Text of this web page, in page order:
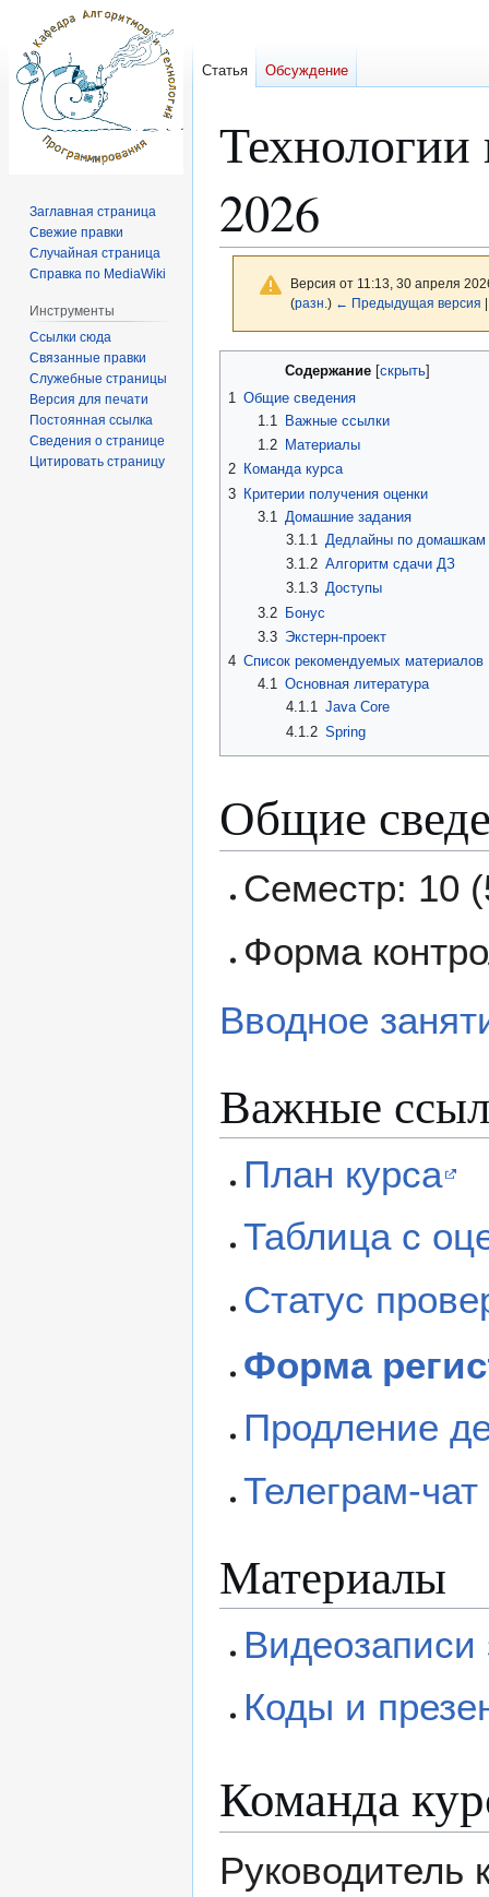
Технологии
2026
Версия от 11:13, 30 апреля
(разн. ) ← Предыдущая версия
навигации
Содержание
1 Общие сведения
1.1
Важные ссылки
1.2
Материалы
2 Команда курса
3 Критерии получения оценки
3.1
Домашние задания
3.1.1
Дедлайны по домашкам
3.1.2 Алгоритм сдачи ДЗ
3.1.3 Доступы
3.2 Бонус
3.3 Экстерн-проект
4 Список рекомендуемых материалов
4.1 Основная литература
4.1.1 Java Core
4.1.2 Spring
Общие
Семестр: 10
Форма
Вводное
Важные
План курса
Таблица с
Статус
Форма
Продление
Телеграм-чат
Материалы
Видеозаписи
Коды и
Команда
Руководитель
Статья Обсуждение
Заглавная страница
Свежие правки
Случайная страница
Справка по MediaWiki
Инструменты
Ссылки сюда
Связанные правки
Служебные страницы
Версия для печати
Постоянная ссылка
Сведения о странице
Цитировать страницу